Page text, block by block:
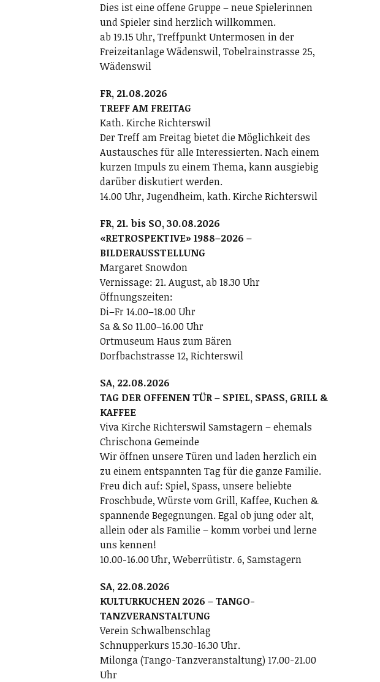
Dies ist eine offene Gruppe – neue Spielerinnen
und Spieler sind herzlich willkommen.
ab 19.15 Uhr, Treffpunkt Untermosen in der
Freizeitanlage Wädenswil, Tobelrainstrasse 25,
Wädenswil
FR, 21.08.2026
TREFF AM FREITAG
Kath. Kirche Richterswil
Der Treff am Freitag bietet die Möglichkeit des
Austausches für alle Interessierten. Nach einem
kurzen Impuls zu einem Thema, kann ausgiebig
darüber diskutiert werden.
14.00 Uhr, Jugendheim, kath. Kirche Richterswil
FR, 21. bis SO, 30.08.2026
«RETROSPEKTIVE» 1988–2026 –
BILDERAUSSTELLUNG
Margaret Snowdon
Vernissage: 21. August, ab 18.30 Uhr
Öffnungszeiten:
Di–Fr 14.00–18.00 Uhr
Sa & So 11.00–16.00 Uhr
Ortmuseum Haus zum Bären
Dorfbachstrasse 12, Richterswil
SA, 22.08.2026
TAG DER OFFENEN TÜR – SPIEL, SPASS, GRILL &
KAFFEE
Viva Kirche Richterswil Samstagern – ehemals
Chrischona Gemeinde
Wir öffnen unsere Türen und laden herzlich ein
zu einem entspannten Tag für die ganze Familie.
Freu dich auf: Spiel, Spass, unsere beliebte
Froschbude, Würste vom Grill, Kaffee, Kuchen &
spannende Begegnungen. Egal ob jung oder alt,
allein oder als Familie – komm vorbei und lerne
uns kennen!
10.00-16.00 Uhr, Weberrütistr. 6, Samstagern
SA, 22.08.2026
KULTURKUCHEN 2026 – TANGO-
TANZVERANSTALTUNG
Verein Schwalbenschlag
Schnupperkurs 15.30-16.30 Uhr.
Milonga (Tango-Tanzveranstaltung) 17.00-21.00
Uhr